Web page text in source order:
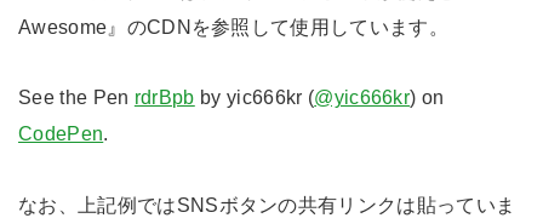
Awesome』のCDNを参照して使用しています。
See the Pen rdrBpb by yic666kr (@yic666kr) on
CodePen.
なお、上記例ではSNSボタンの共有リンクは貼っていま